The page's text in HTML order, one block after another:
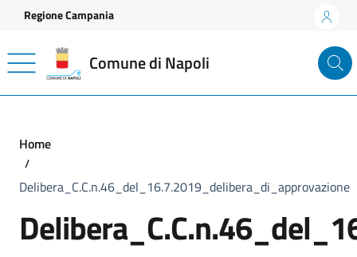
Vai ai contenuti
Vai al footer
Regione Campania
Comune di Napoli
Home
Delibera_C.C.n.46_del_16.7.2019_delibera_di_approvazione